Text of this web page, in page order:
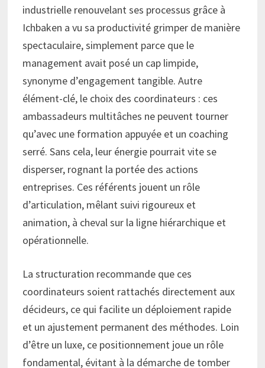
industrielle renouvelant ses processus grâce à
Ichbaken a vu sa productivité grimper de manière
spectaculaire, simplement parce que le
management avait posé un cap limpide,
synonyme d’engagement tangible. Autre
élément-clé, le choix des coordinateurs : ces
ambassadeurs multitâches ne peuvent tourner
qu’avec une formation appuyée et un coaching
serré. Sans cela, leur énergie pourrait vite se
disperser, rognant la portée des actions
entreprises. Ces référents jouent un rôle
d’articulation, mêlant suivi rigoureux et
animation, à cheval sur la ligne hiérarchique et
opérationnelle.
La structuration recommande que ces
coordinateurs soient rattachés directement aux
décideurs, ce qui facilite un déploiement rapide
et un ajustement permanent des méthodes. Loin
d’être un luxe, ce positionnement joue un rôle
fondamental, évitant à la démarche de tomber